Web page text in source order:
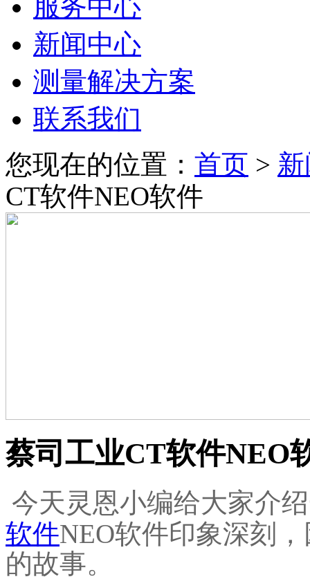
服务中心
新闻中心
测量解决方案
联系我们
您现在的位置： 首页 >
CT软件NEO软件
蔡司工业CT软件NEO
今天灵恩小编给大家介
软件NEO软件印象深刻
的故事。